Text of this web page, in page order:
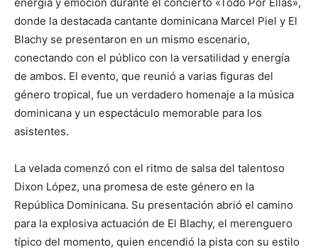
donde la destacada cantante dominicana Marcel Piel y El
Blachy se presentaron en un mismo escenario,
conectando con el público con la versatilidad y energía
de ambos. El evento, que reunió a varias figuras del
género tropical, fue un verdadero homenaje a la música
dominicana y un espectáculo memorable para los
asistentes.
La velada comenzó con el ritmo de salsa del talentoso
Dixon López, una promesa de este género en la
República Dominicana. Su presentación abrió el camino
para la explosiva actuación de El Blachy, el merenguero
típico del momento, quien encendió la pista con su estilo